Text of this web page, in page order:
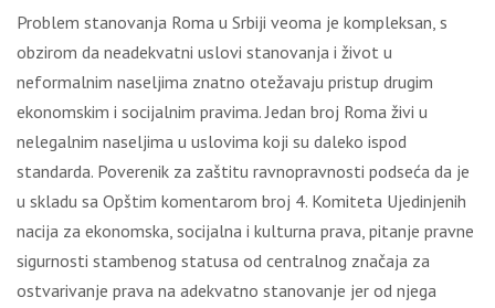
Problem stanovanja Roma u Srbiji veoma je kompleksan, s
obzirom da neadekvatni uslovi stanovanja i život u
neformalnim naseljima znatno otežavaju pristup drugim
ekonomskim i socijalnim pravima. Jedan broj Roma živi u
nelegalnim naseljima u uslovima koji su daleko ispod
standarda. Poverenik za zaštitu ravnopravnosti podseća da je
u skladu sa Opštim komentarom broj 4. Komiteta Ujedinjenih
nacija za ekonomska, socijalna i kulturna prava, pitanje pravne
sigurnosti stambenog statusa od centralnog značaja za
ostvarivanje prava na adekvatno stanovanje jer od njega